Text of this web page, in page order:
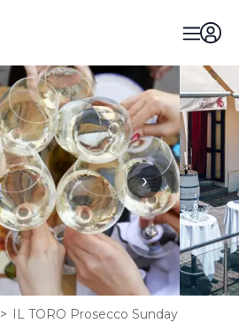
›
IL TORO Prosecco Sunday